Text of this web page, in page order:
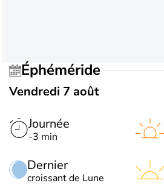
Éphéméride
Vendredi 7 août
Journée
-3 min
Dernier
croissant de Lune